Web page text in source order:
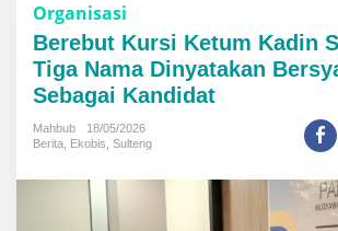
Kadin
Sulteng!
Tiga
Nama
Organisasi
Berebut Kursi Ketum Kadin
Tiga Nama Dinyatakan
Sebagai Kandidat
Mahbub
18/05/2026
Berita Ekobis Sulteng